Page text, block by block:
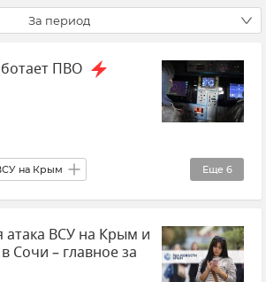
За период
ПВО
Еще 6
на Крым
Крым и Севастополя
(БПЛА, дрон)
атака ВСУ на Крым и
Сочи – главное за